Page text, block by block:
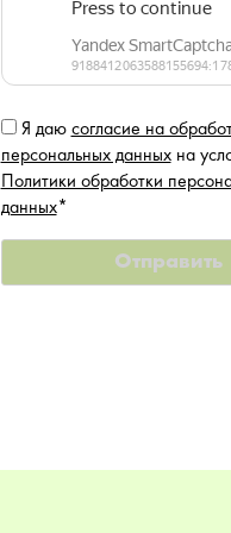
Я даю согласие на
персональных данныхна
Политики обработки
данных*